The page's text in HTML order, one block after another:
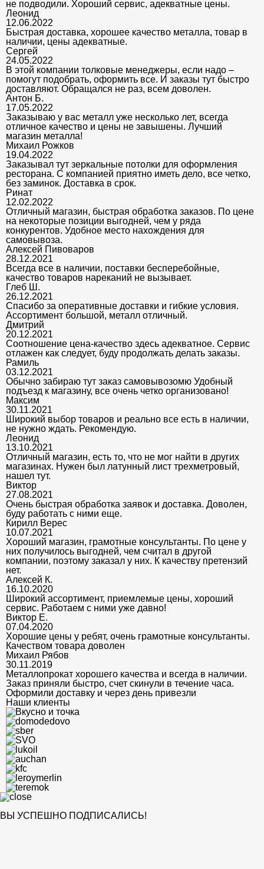
не подводили. Хороший сервис, адекватные цены.
Леонид
12.06.2022
Быстрая доставка, хорошее качество металла, товар в
наличии, цены адекватные.
Сергей
24.05.2022
В этой компании толковые менеджеры, если надо –
помогут подобрать, оформить все. И заказы тут быстро
доставляют. Обращался не раз, всем доволен.
Антон Б.
17.05.2022
Заказываю у вас металл уже несколько лет, всегда
отличное качество и цены не завышены. Лучший
магазин металла!
Михаил Рожков
19.04.2022
Заказывал тут зеркальные потолки для оформления
ресторана. С компанией приятно иметь дело, все четко,
без заминок. Доставка в срок.
Ринат
12.02.2022
Отличный магазин, быстрая обработка заказов. По цене
на некоторые позиции выгодней, чем у ряда
конкурентов. Удобное место нахождения для
самовывоза.
Алексей Пивоваров
28.12.2021
Всегда все в наличии, поставки бесперебойные,
качество товаров нареканий не вызывает.
Глеб Ш.
26.12.2021
Спасибо за оперативные доставки и гибкие условия.
Ассортимент большой, металл отличный.
Дмитрий
20.12.2021
Соотношение цена-качество здесь адекватное. Сервис
отлажен как следует, буду продолжать делать заказы.
Рамиль
03.12.2021
Обычно забираю тут заказ самовывозомю Удобный
подъезд к магазину, все очень четко организовано!
Максим
30.11.2021
Широкий выбор товаров и реально все есть в наличии,
не нужно ждать. Рекомендую.
Леонид
13.10.2021
Отличный магазин, есть то, что не мог найти в других
магазинах. Нужен был латунный лист трехметровый,
нашел тут.
Виктор
27.08.2021
Очень быстрая обработка заявок и доставка. Доволен,
буду работать с ними еще.
Кирилл Верес
10.07.2021
Хороший магазин, грамотные консультанты. По цене у
них получилось выгодней, чем считал в другой
компании, поэтому заказал у них. К качеству претензий
нет.
Алексей К.
16.10.2020
Широкий ассортимент, приемлемые цены, хороший
сервис. Работаем с ними уже давно!
Виктор Е.
07.04.2020
Хорошие цены у ребят, очень грамотные консультанты.
Качеством товара доволен
Михаил Рябов
30.11.2019
Металлопрокат хорошего качества и всегда в наличии.
Заказ приняли быстро, счет скинули в течение часа.
Оформили доставку и через день привезли
Наши клиенты
ВЫ УСПЕШНО ПОДПИСАЛИСЬ!